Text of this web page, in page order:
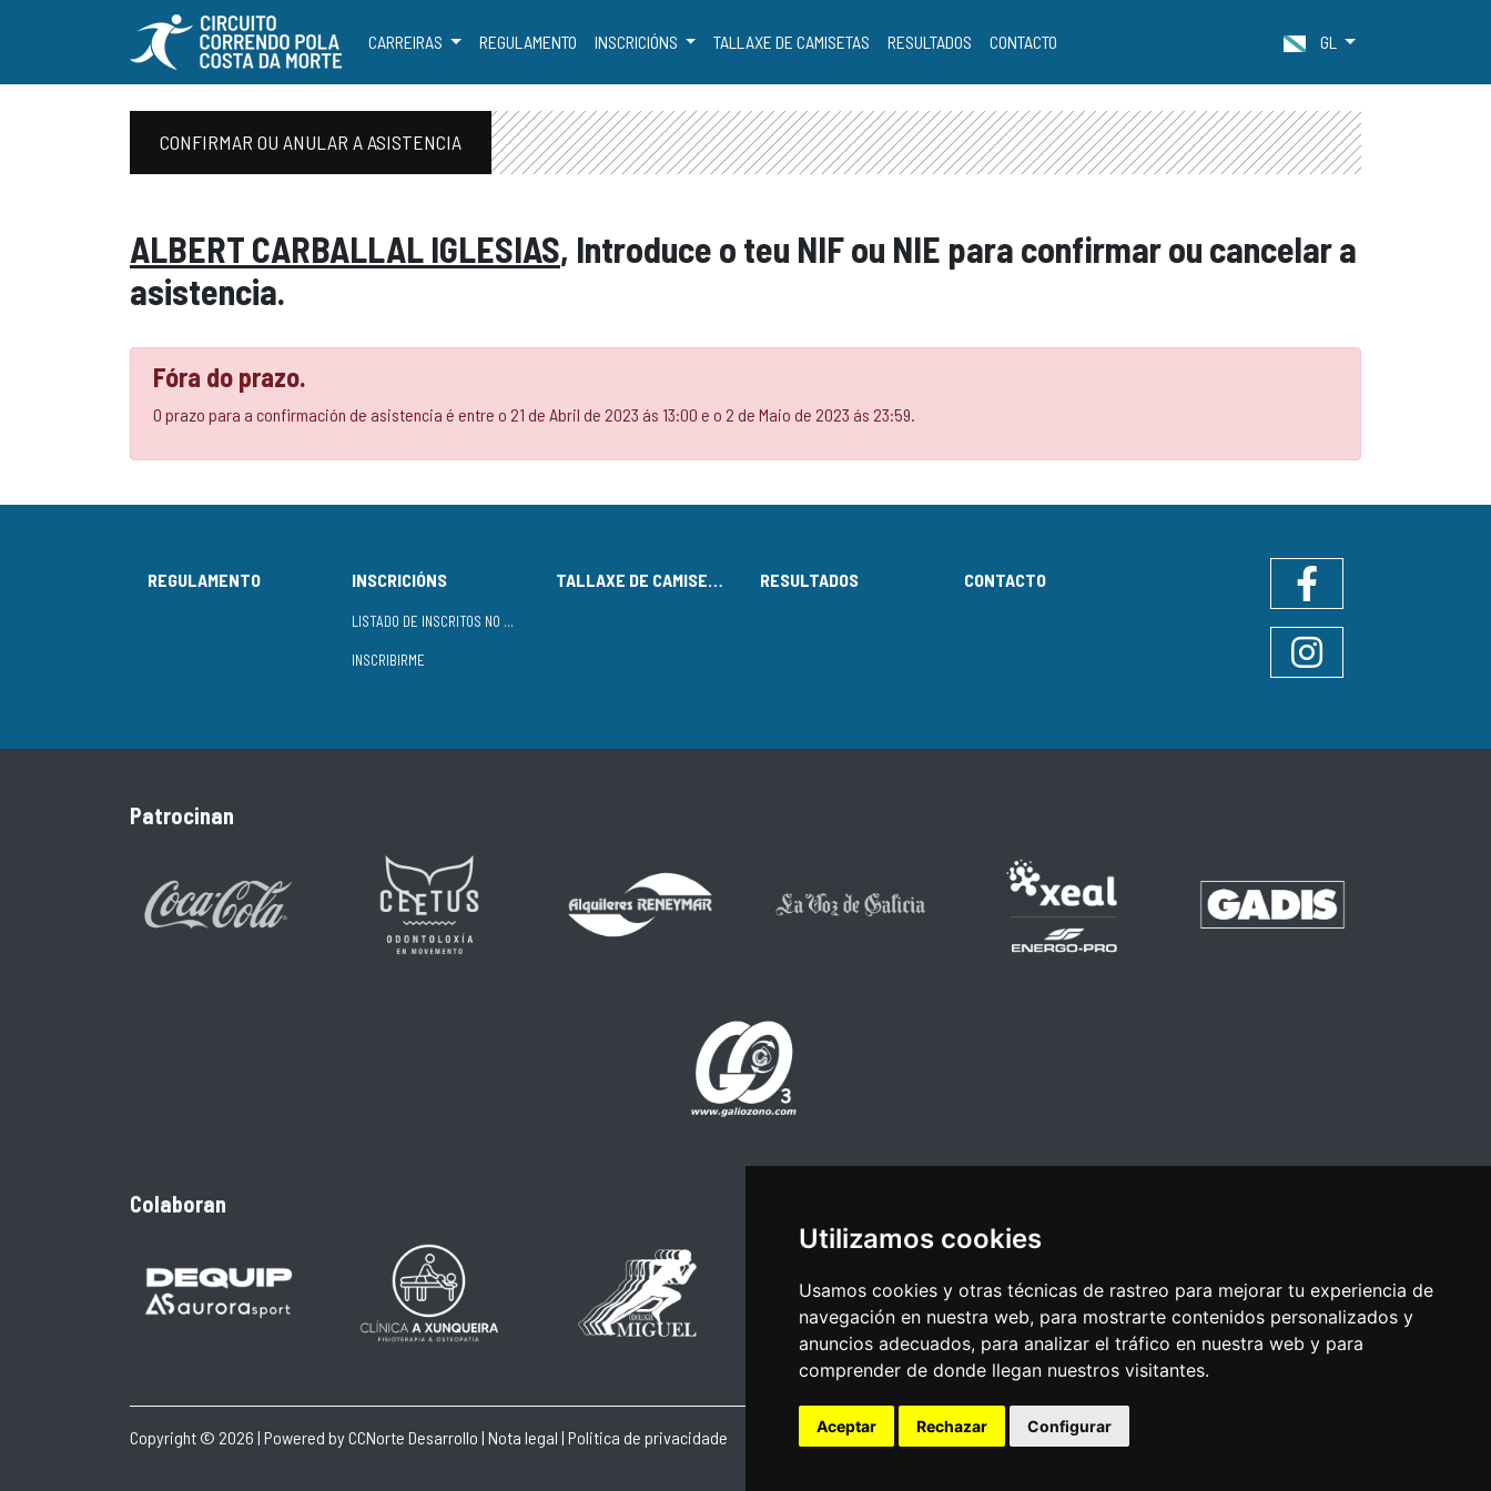
Utilizamos cookies
Usamos cookies y otras técnicas de rastreo para mejorar tu experiencia de
navegación en nuestra web, para mostrarte contenidos personalizados y
anuncios adecuados, para analizar el tráfico en nuestra web y para
comprender de donde llegan nuestros visitantes.
Aceptar Rechazar Configurar
CARREIRAS REGULAMENTO INSCRICIÓNS TALLAXE DE CAMISETAS RESULTADOS CONTACTO GL
CONFIRMAR OU ANULAR A ASISTENCIA
ALBERT CARBALLAL IGLESIAS, Introduce o teu NIF ou NIE para confirmar ou cancelar a
asistencia.
Fóra do prazo.
O prazo para a confirmación de asistencia é entre o 21 de Abril de 2023 ás 13:00 e o 2 de Maio de 2023 ás 23:59.
REGULAMENTO INSCRICIÓNS
LISTADO DE INSCRITOS NO CIRCUÍTO
INSCRIBIRME
TALLAXE DE CAMISETAS RESULTADOS CONTACTO
Instagram
Patrocinan
Colaboran
Copyright © 2026 | Powered byCCNorte Desarrollo | Nota legal | Politica de privacidade